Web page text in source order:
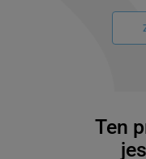
Ten